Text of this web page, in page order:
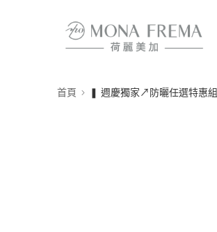
首頁 ❚ 週慶獨家↗防曬任選特惠組